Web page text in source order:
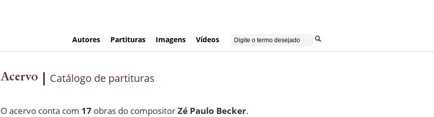
Autores Partituras Imagens Vídeos
Acervo Catálogo de partituras
O acervo conta com 17 obras do compositorZé Paulo Becker.